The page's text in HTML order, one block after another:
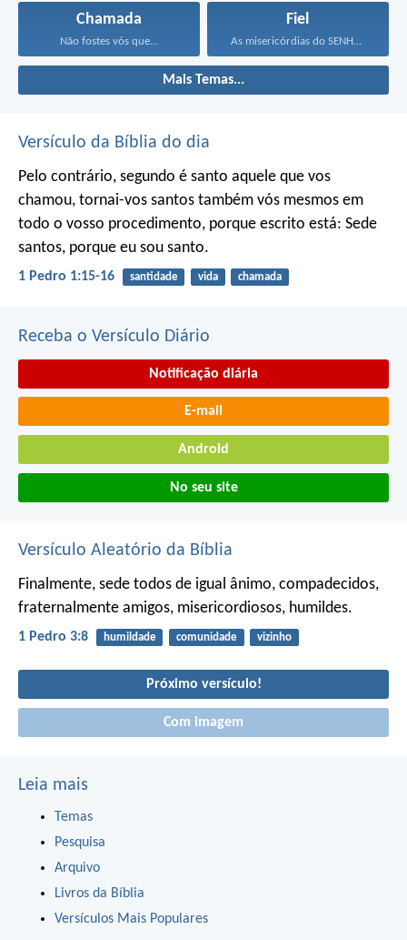
Chamada
Não fostes vós que...
Fiel
As misericórdias do SENHOR...
Mais Temas...
Versículo da Bíblia do dia
Pelo contrário, segundo é santo aquele que vos
chamou, tornai-vos santos também vós mesmos em
todo o vosso procedimento, porque escrito está: Sede
santos, porque eu sou santo.
1 Pedro 1:15-16 santidade vida chamada
Receba o Versículo Diário
Notificação diária
E-mail
Android
No seu site
Versículo Aleatório da Bíblia
Finalmente, sede todos de igual ânimo, compadecidos,
fraternalmente amigos, misericordiosos, humildes.
1 Pedro 3:8 humildade comunidade vizinho
Próximo versículo!
Com imagem
Leia mais
Temas
Pesquisa
Arquivo
Livros da Bíblia
Versículos Mais Populares